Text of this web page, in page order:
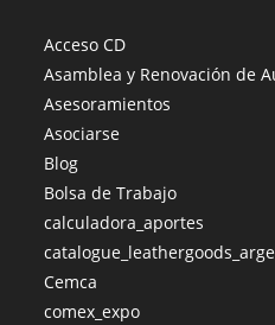
Acceso CD
Asamblea y Renovación de
Asesoramientos
Asociarse
Blog
Bolsa de Trabajo
calculadora_aportes
Cemca
comex_expo